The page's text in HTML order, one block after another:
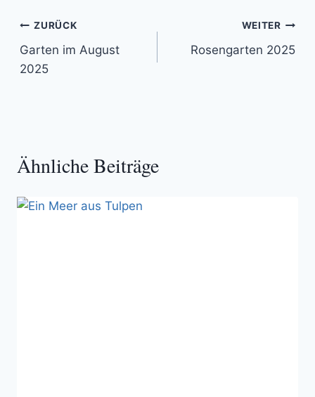
Beitragsnavigation
ZURÜCK
Garten im August
2025
WEITER
Rosengarten 2025
Ähnliche Beiträge